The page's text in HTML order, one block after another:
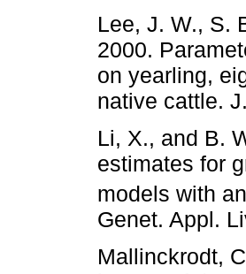
Lee, J. W., S.
2000.
on yearling,
native cattle.
Li, X., and B.
estimates for
models with
Genet. Appl.
Mallinckrodt,